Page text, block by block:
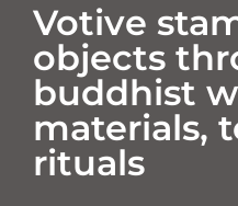
Votive
objects
buddhist
materials,
rituals